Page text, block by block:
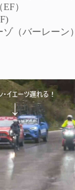
）
（バーレーン）